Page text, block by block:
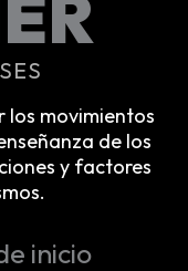
los movimientos
de los
y factores
inicio